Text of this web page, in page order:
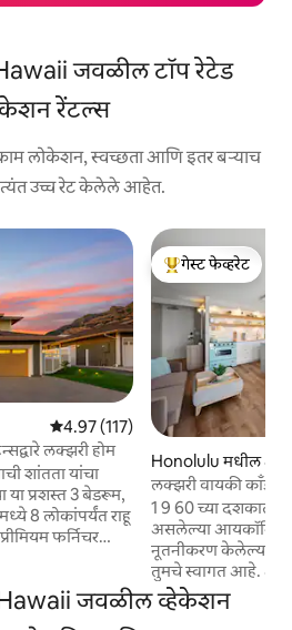
जवळील टॉप रेटेड
रेंटल्स
लोकेशन, स्वच्छता आणि इतर बऱ्याच
अत्यंत उच्च रेट केलेले आहेत.
5 पैकी 4.97 सरासरी रेटिंग, 117 रिव्ह्यूज
4.97 (117)
लक्झरी होम
शांतता यांचा
प्रशस्त 3 बेडरूम,
8 लोकांपर्यंत राहू
फर्निचर
संपूर्ण लँडस्केप केलेले
कॉफीसाठी
टॉप गेस्ट फेव्हरेट
गेस्ट फेव्हरेट
Honolulu मधील
लक्झरी वायकी काँडो
विनामूल्य पार्किंग
1 9 60 च्या दशकातील
असलेल्या आयकॉनिक
नूतनीकरण केलेल्या 20
तुमचे स्वागत आहे.
भूमिगत पार्किंग,
इंटरनेट, एसी आणि
जवळील व्हेकेशन